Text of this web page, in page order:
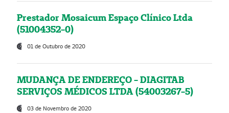
Prestador Mosaicum Espaço Clínico Ltda
(51004352-0)
01 de Outubro de 2020
MUDANÇA DE ENDEREÇO - DIAGITAB
SERVIÇOS MÉDICOS LTDA (54003267-5)
03 de Novembro de 2020